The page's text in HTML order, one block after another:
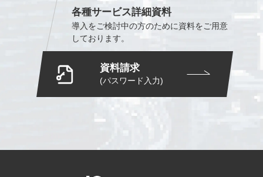
各種サービス詳細資料
導入をご検討中の方のために資料をご用意
しております。
資料請求
(パスワード入力)